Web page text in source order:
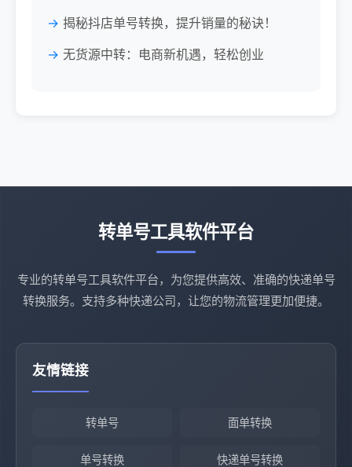
揭秘抖店单号转换，提升销量的秘诀！
无货源中转：电商新机遇，轻松创业
转单号工具软件平台
专业的转单号工具软件平台，为您提供高效、准确的快递单号
转换服务。支持多种快递公司，让您的物流管理更加便捷。
友情链接
转单号 面单转换
单号转换 快递单号转换